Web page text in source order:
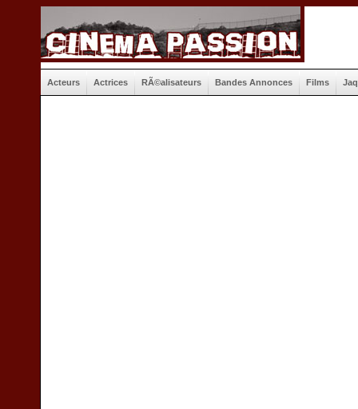
Acteurs Actrices RÃ©alisateurs Bandes Annonces Films